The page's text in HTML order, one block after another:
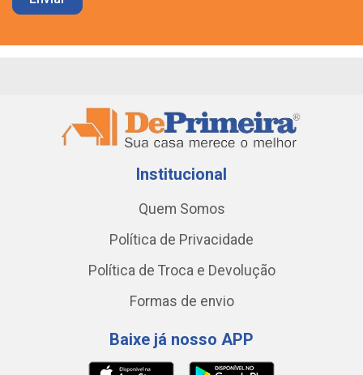
Institucional
Quem Somos
Política de Privacidade
Política de Troca e Devolução
Formas de envio
Baixe já nosso APP